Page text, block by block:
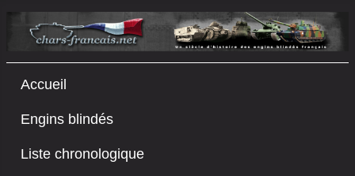
Accueil
Engins blindés
Liste chronologique